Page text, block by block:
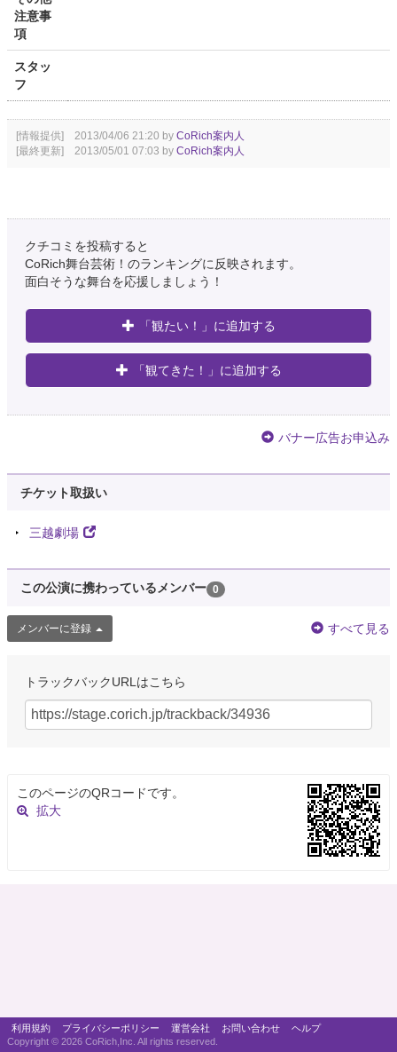
注意事
項
スタッ
フ
[情報提供] 2013/04/06 21:20 by CoRich案内人
[最終更新] 2013/05/01 07:03 by CoRich案内人
クチコミを投稿すると
CoRich舞台芸術！のランキングに反映されます。
面白そうな舞台を応援しましょう！
「観たい！」に追加する
「観てきた！」に追加する
バナー広告お申込み
チケット取扱い
三越劇場
この公演に携わっているメンバー 0
メンバーに登録 すべて見る
トラックバックURLはこちら
このページのQRコードです。
拡大
利用規約 プライバシーポリシー 運営会社 お問い合わせ
ヘルプ
Copyright © 2026 CoRich,Inc. All rights reserved.